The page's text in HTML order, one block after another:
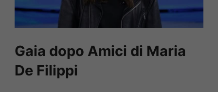
Gaia dopo Amici di Maria
De Filippi